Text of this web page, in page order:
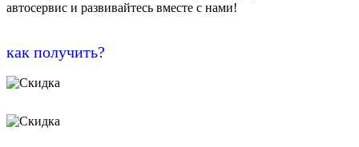
автосервис и развивайтесь вместе с нами!
как получить?